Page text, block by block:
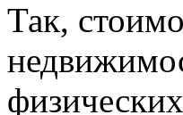
Так,